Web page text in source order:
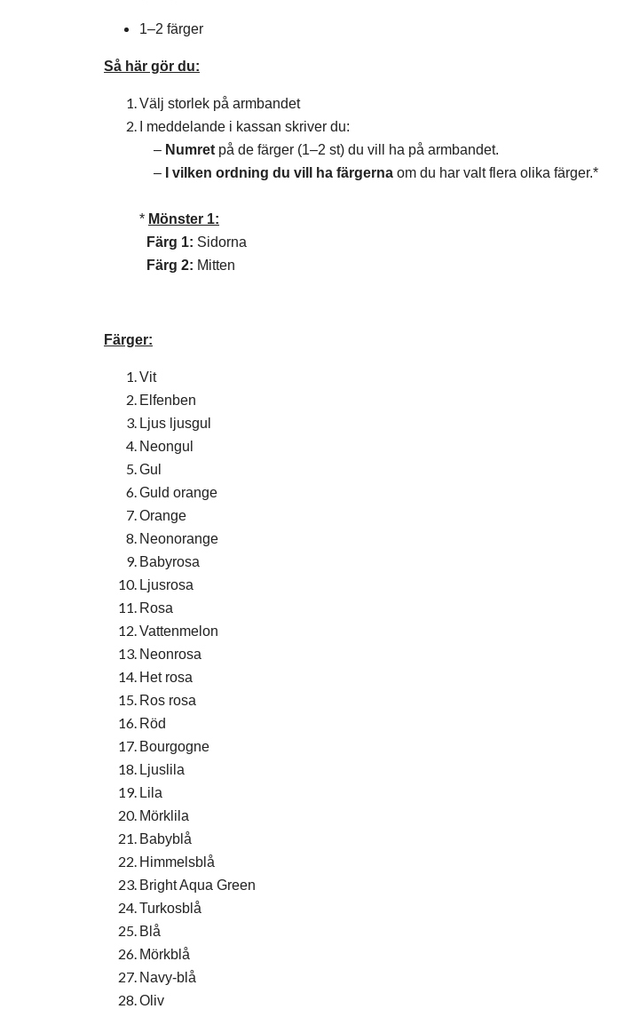
1–2 färger
Så här gör du:
Välj storlek på armbandet
I meddelande i kassan skriver du:
– Numret på de färger (1–2 st) du vill ha på armbandet.
–
I vilken ordning du vill ha färgerna om du har valt flera olika färger.*
* Mönster 1:
Färg 1: Sidorna
Färg 2: Mitten
Färger:
Vit
Elfenben
Ljus ljusgul
Neongul
Gul
Guld orange
Orange
Neonorange
Babyrosa
Ljusrosa
Rosa
Vattenmelon
Neonrosa
Het rosa
Ros rosa
Röd
Bourgogne
Ljuslila
Lila
Mörklila
Babyblå
Himmelsblå
Bright Aqua Green
Turkosblå
Blå
Mörkblå
Navy-blå
Oliv